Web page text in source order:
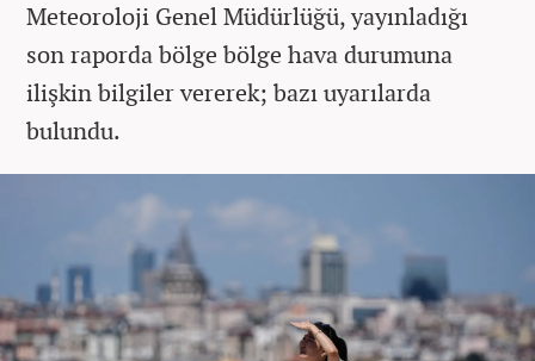
Meteoroloji Genel Müdürlüğü, yayınladığı
son raporda bölge bölge hava durumuna
ilişkin bilgiler vererek; bazı uyarılarda
bulundu.